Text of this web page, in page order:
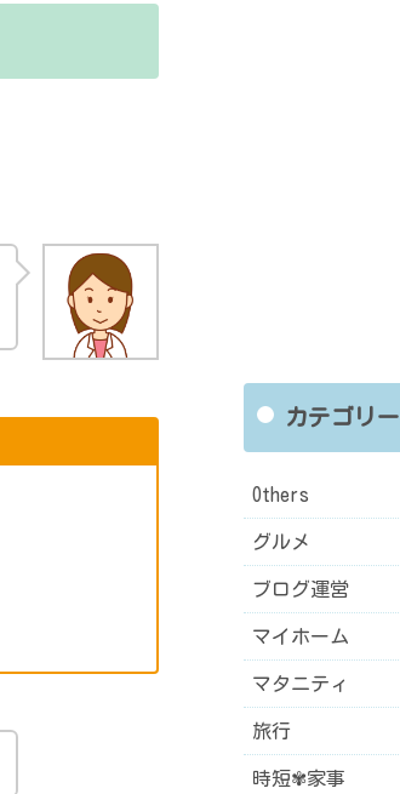
カテゴリー
Others
グルメ
ブログ運営
マイホーム
マタニティ
旅行
時短✾家事